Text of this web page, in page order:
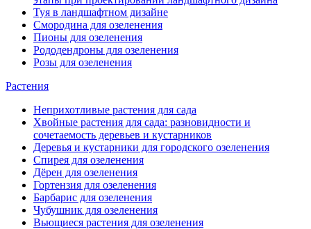
Туя в ландшафтном дизайне
Смородина для озеленения
Пионы для озеленения
Рододендроны для озеленения
Розы для озеленения
Растения
Неприхотливые растения для сада
Хвойные растения для сада: разновидности и
сочетаемость деревьев и кустарников
Деревья и кустарники для городского озеленения
Спирея для озеленения
Дёрен для озеленения
Гортензия для озеленения
Барбарис для озеленения
Чубушник для озеленения
Вьющиеся растения для озеленения